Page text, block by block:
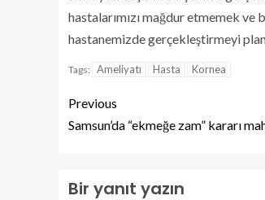
hastalarımızı mağdur etmemek
hastanemizde gerçekleştirmeyi
Tags: Ameliyatı Hasta Kornea
Previous
Samsun’da “ekmeğe zam” kararı
Bir yanıt yazın